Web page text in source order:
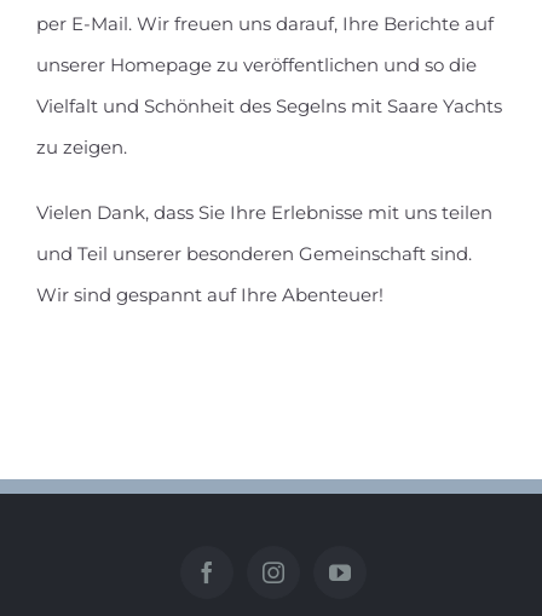
per E-Mail. Wir freuen uns darauf, Ihre Berichte auf
unserer Homepage zu veröffentlichen und so die
Vielfalt und Schönheit des Segelns mit Saare Yachts
zu zeigen.
Vielen Dank, dass Sie Ihre Erlebnisse mit uns teilen
und Teil unserer besonderen Gemeinschaft sind.
Wir sind gespannt auf Ihre Abenteuer!